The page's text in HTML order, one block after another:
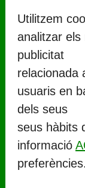
Utilitzem
analitzar
publicitat
relacionada
usuaris en
dels seus
seus hàbits
informació
preferències.